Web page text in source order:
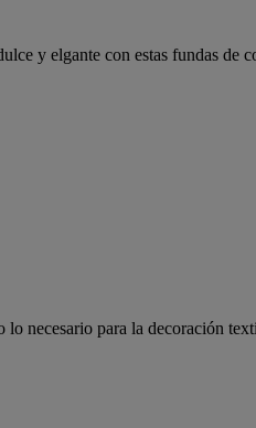
y elgante con estas fundas de
lo necesario para la decoración